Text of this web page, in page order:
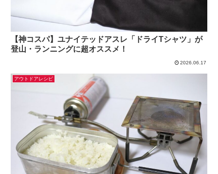
【神コスパ】ユナイテッドアスレ「ドライTシャツ」が
登山・ランニングに超オススメ！
2026.06.17
アウトドアレシピ